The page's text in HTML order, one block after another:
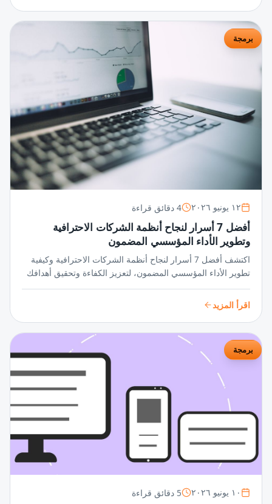
برمجة
١٢ يونيو ٢٠٢٦ 4 دقائق قراءة
أفضل 7 أسرار لنجاح أنظمة الشركات الاحترافية
وتطوير الأداء المؤسسي المضمون
اكتشف أفضل 7 أسرار لنجاح أنظمة الشركات الاحترافية وكيفية
تطوير الأداء المؤسسي المضمون، لتعزيز الكفاءة وتحقيق أهدافك
بثقة وثبات في بيئة العمل الديناميكية.
اقرأ المزيد
برمجة
١٠ يونيو ٢٠٢٦ 5 دقائق قراءة